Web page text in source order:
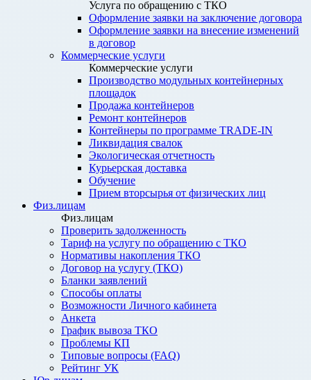
Услуга по обращению с ТКО
Оформление заявки на заключение договора
Оформление заявки на внесение изменений
в договор
Коммерческие услуги
Коммерческие услуги
Производство модульных контейнерных
площадок
Продажа контейнеров
Ремонт контейнеров
Контейнеры по программе TRADE-IN
Ликвидация свалок
Экологическая отчетность
Курьерская доставка
Обучение
Прием вторсырья от физических лиц
Физ.лицам
Физ.лицам
Проверить задолженность
Тариф на услугу по обращению с ТКО
Нормативы накопления ТКО
Договор на услугу (ТКО)
Бланки заявлений
Способы оплаты
Возможности Личного кабинета
Анкета
График вывоза ТКО
Проблемы КП
Типовые вопросы (FAQ)
Рейтинг УК